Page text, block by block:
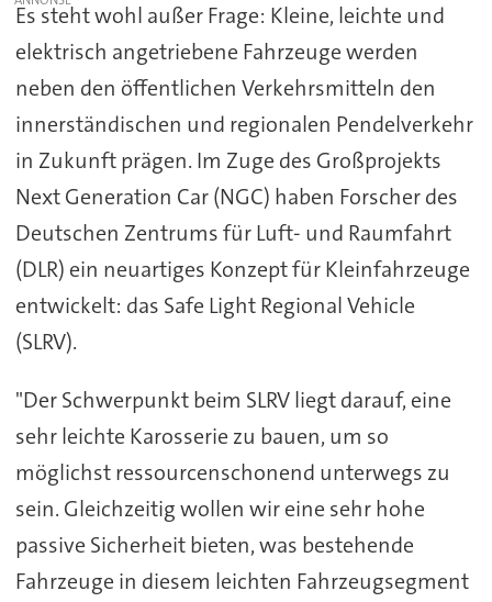
Es steht wohl außer Frage: Kleine, leichte und
elektrisch angetriebene Fahrzeuge werden
neben den öffentlichen Verkehrsmitteln den
innerständischen und regionalen Pendelverkehr
in Zukunft prägen. Im Zuge des Großprojekts
Next Generation Car (NGC) haben Forscher des
Deutschen Zentrums für Luft- und Raumfahrt
(DLR) ein neuartiges Konzept für Kleinfahrzeuge
entwickelt: das Safe Light Regional Vehicle
(SLRV).
"Der Schwerpunkt beim SLRV liegt darauf, eine
sehr leichte Karosserie zu bauen, um so
möglichst ressourcenschonend unterwegs zu
sein. Gleichzeitig wollen wir eine sehr hohe
passive Sicherheit bieten, was bestehende
Fahrzeuge in diesem leichten Fahrzeugsegment